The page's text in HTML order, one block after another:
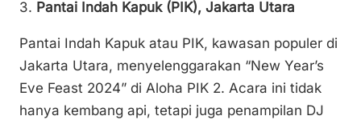
3. Pantai Indah Kapuk (PIK), Jakarta Utara
Pantai Indah Kapuk atau PIK, kawasan populer di
Jakarta Utara, menyelenggarakan “New Year’s
Eve Feast 2024” di Aloha PIK 2. Acara ini tidak
hanya kembang api, tetapi juga penampilan DJ